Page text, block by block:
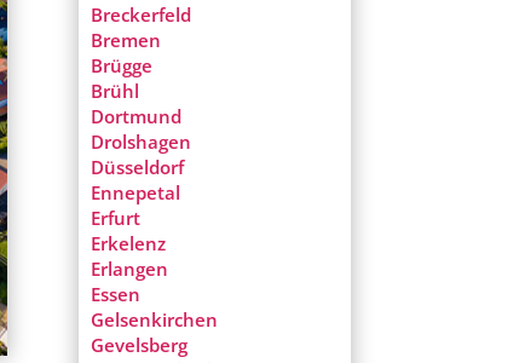
Breckerfeld
Bremen
Brügge
Brühl
Dortmund
Drolshagen
Düsseldorf
Ennepetal
Erfurt
Erkelenz
Erlangen
Essen
Gelsenkirchen
Gevelsberg